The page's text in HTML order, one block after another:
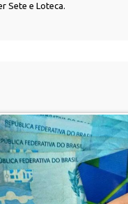
Sete e Loteca.